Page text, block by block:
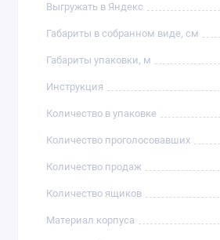
Выгружать в Яндекс
Габариты в собранном виде, см
Габариты упаковки, м
Инструкция
Количество в упаковке
Количество проголосовавших
Количество продаж
Количество ящиков
Материал корпуса